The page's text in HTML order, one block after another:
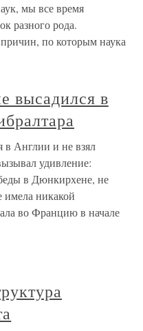
мы все время
разного рода.
по которым наука
высадился в
в Англии и не взял
удивление:
в Дюнкирхене, не
никакой
во Францию в начале